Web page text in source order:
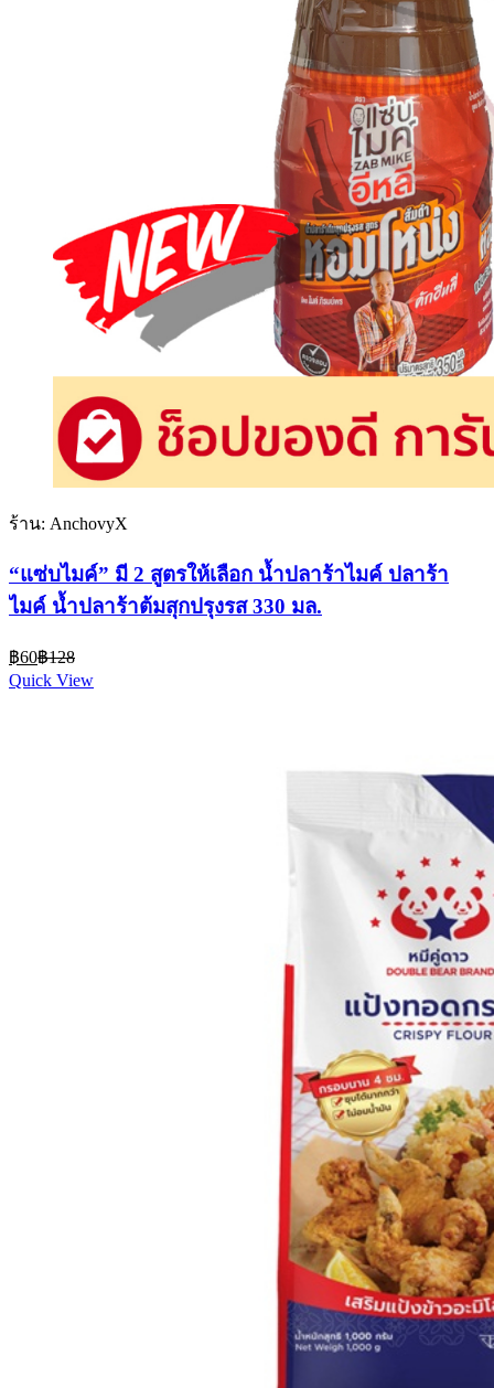
ร้าน: AnchovyX
“แซ่บไมค์” มี 2 สูตรให้เลือก น้ำปลาร้าไมค์ ปลาร้า
ไมค์ น้ำปลาร้าต้มสุกปรุงรส 330 มล.
฿60Current
price
is:
฿128
was:
Quick View